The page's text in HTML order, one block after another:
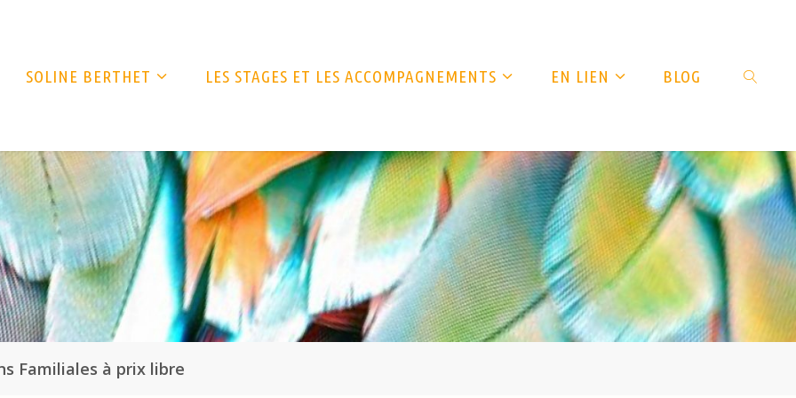
SOLINE BERTHET LES STAGES ET LES ACCOMPAGNEMENTS EN LIEN BLOG
SEARCH
Familiales à prix libre